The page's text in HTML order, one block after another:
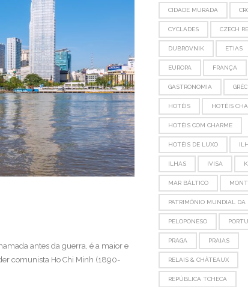
antes da guerra, é a maior e
comunista Ho Chi Minh (1890-
CIDADE MURADA
CYCLADES CZECH
DUBROVNIK ETIAS
EUROPA FRANÇA
GASTRONOMIA
HOTÉIS HOTÉIS
HOTÉIS COM CHARME
HOTÉIS DE LUXO
ILHAS IVISA
MAR BÁLTICO
PATRIMÔNIO MUNDIAL DA
PELOPONESO
PRAGA PRAIAS
RELAIS & CHÂTEAUX
REPÚBLICA TCHECA